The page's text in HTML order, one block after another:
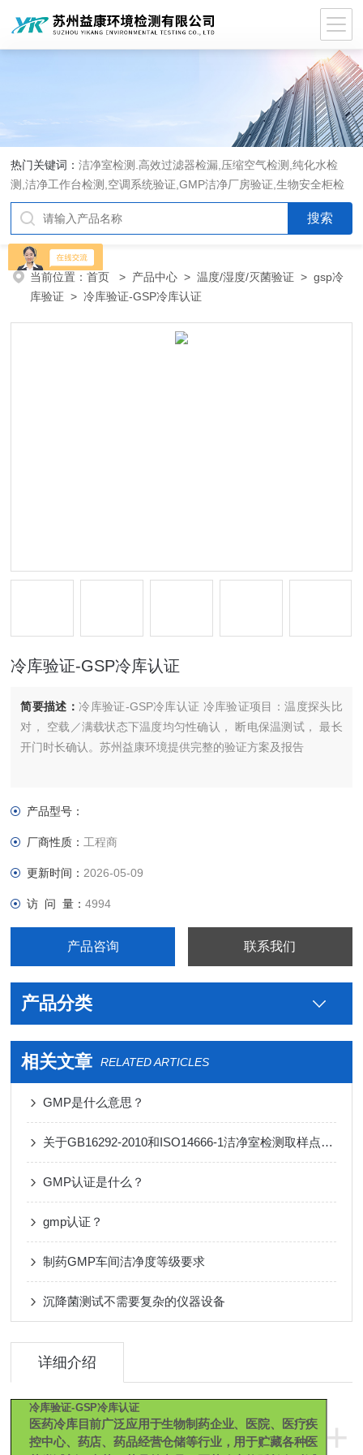
热门关键词：洁净室检测.高效过滤器检漏,压缩空气检测,纯化水检
测,洁净工作台检测,空调系统验证,GMP洁净厂房验证,生物安全柜检
测,洁净度检测,洁净室验收检测,GMP验证方案编写执行
当前位置：首页 > 产品中心 >温度/湿度/灭菌验证 >gsp冷
库验证 > 冷库验证-GSP冷库认证
冷库验证-GSP冷库认证
简要描述：冷库验证-GSP冷库认证 冷库验证项目：温度探头比
对， 空载／满载状态下温度均匀性确认， 断电保温测试， 最长
开门时长确认。苏州益康环境提供完整的验证方案及报告
产品型号：
厂商性质： 工程商
更新时间： 2026-05-09
访 问 量：4994
产品咨询 联系我们
产品分类
相关文章 RELATED ARTICLES
GMP是什么意思？
关于GB16292-2010和ISO14666-1洁净室检测取样点数量
​GMP认证是什么？
gmp认证？
制药GMP车间洁净度等级要求
沉降菌测试不需要复杂的仪器设备
详细介绍
+
冷库验证-GSP冷库认证
医药冷库目前广泛应用于生物制药企业、医院、医疗疾
控中心、药店、药品经营仓储等行业，用于贮藏各种医